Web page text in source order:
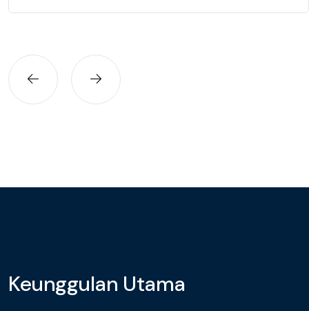
Keunggulan Utama